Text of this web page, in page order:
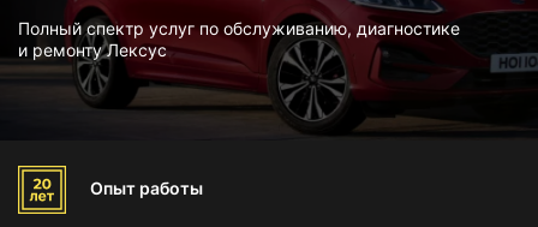
Полный спектр услуг по обслуживанию, диагностике
и ремонту Лексус
Опыт работы